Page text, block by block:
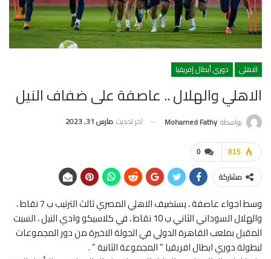
الاهلي دوري أبطال إفريقيا
الاهلي والهلال .. عاصفة على ضفاف النيل
بواسطة Mohamed Fathy اخر تحديث مارس 31, 2023
0 815
مشاركة
وسط اجواء عاصفة ، يستضيف الاهلي المصري ثالث الترتيب ب 7 نقاط ،
والهلال السوداني الثاني ب 10 نقاط ، في كلاسيكو وادي النيل ، السبت
المقبل بملعب القاهرة الدولي في الجولة الاخيرة من دور المجموعات
لبطولة دوري ابطال افريقيا ” المجموعة الثانية ” .